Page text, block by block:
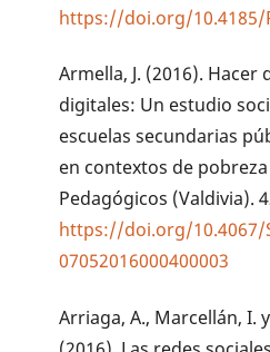
https://doi.org/10.4185/
Armella, J. (2016).
digitales: Un estudio
escuelas secundarias
en contextos de
Pedagógicos (Valdivia).
https://doi.org/10.4067/
07052016000400003
Arriaga, A., Marcellán, I.